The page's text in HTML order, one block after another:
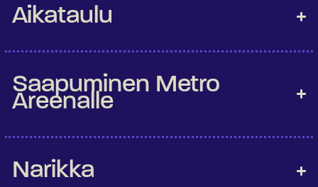
Aikataulu
Saapuminen Metro
Areenalle
Narikka